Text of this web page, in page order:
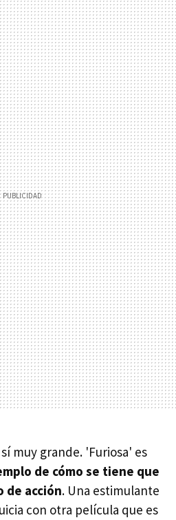
muy grande. 'Furiosa' es
de cómo se tiene que
de acción. Una estimulante
con otra película que es